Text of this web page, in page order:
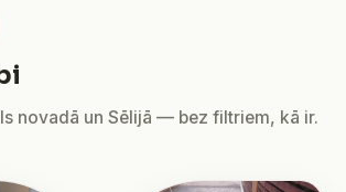
novadā un Sēlijā — bez filtriem, kā ir.